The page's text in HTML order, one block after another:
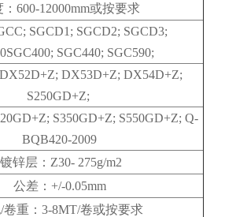
：600-12000mm或按要求
SGCD1; SGCD2; SGCD3;
SGC440; SGC590;
DX53D+Z; DX54D+Z;
S250GD+Z;
S350GD+Z; S550GD+Z; Q-
BQB420-2009
镀锌层：Z30- 275g/m2
公差：+/-0.05mm
卷重：3-8MT/卷或按要求